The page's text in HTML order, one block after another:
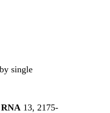
single
RNA 13, 2175-